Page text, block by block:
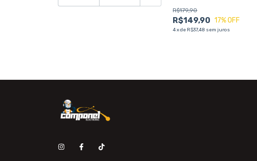
R$149,90
R$179,90
17% OFF
4xde R$37,48 sem juros